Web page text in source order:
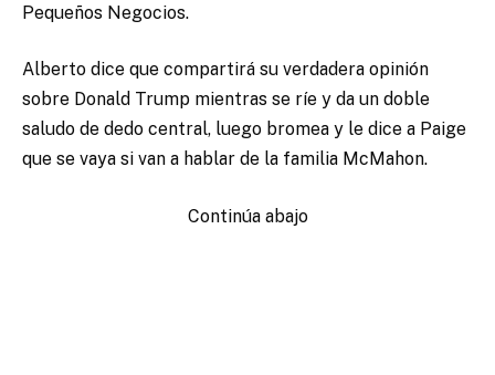
Pequeños Negocios.
Alberto dice que compartirá su verdadera opinión
sobre Donald Trump mientras se ríe y da un doble
saludo de dedo central, luego bromea y le dice a Paige
que se vaya si van a hablar de la familia McMahon.
Continúa abajo